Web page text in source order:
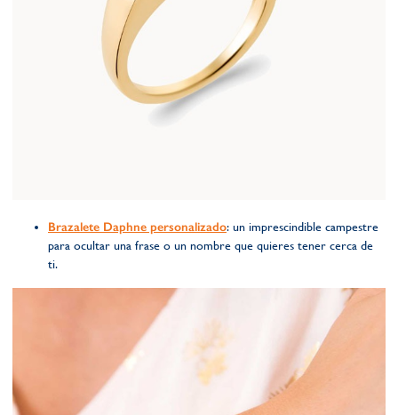
Brazalete Daphne personalizado: un imprescindible campestre
para ocultar una frase o un nombre que quieres tener cerca de
ti.